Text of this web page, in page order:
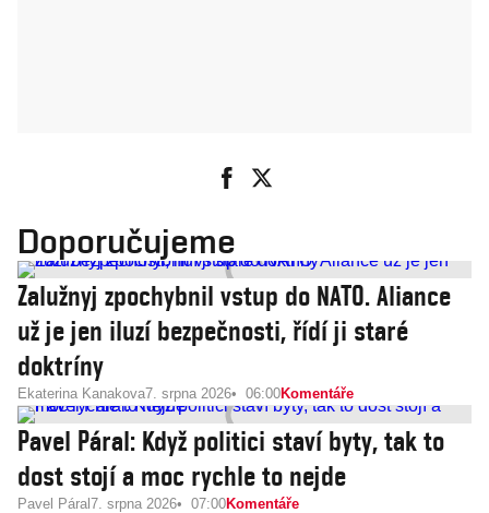
Doporučujeme
Zalužnyj zpochybnil vstup do NATO. Aliance
už je jen iluzí bezpečnosti, řídí ji staré
doktríny
Ekaterina Kanakova7. srpna 2026 06:00Komentáře
Pavel Páral: Když politici staví byty, tak to
dost stojí a moc rychle to nejde
Pavel Páral 7. srpna 2026 07:00Komentáře